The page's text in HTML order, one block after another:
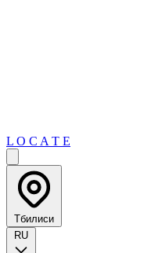
L O C A T E
Тбилиси
RU